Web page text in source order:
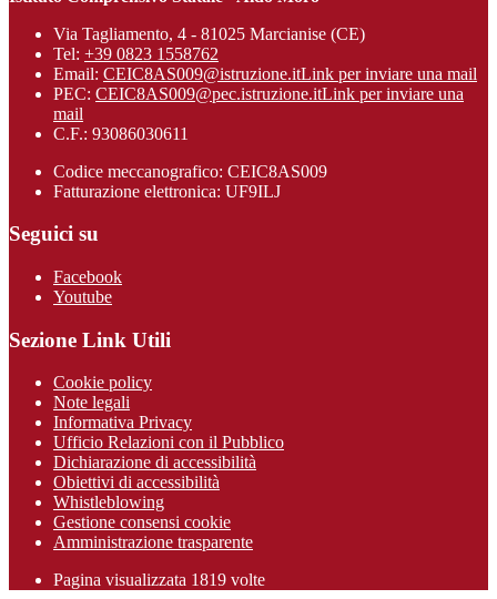
Via Tagliamento, 4 - 81025 Marcianise (CE)
Tel: +39 0823 1558762
Email: CEIC8AS009@istruzione.itLink per inviare una mail
PEC: CEIC8AS009@pec.istruzione.itLink per inviare una
mail
C.F.: 93086030611
Codice meccanografico: CEIC8AS009
Fatturazione elettronica: UF9ILJ
Seguici su
Facebook
Youtube
Sezione Link Utili
Cookie policy
Note legali
Informativa Privacy
Ufficio Relazioni con il Pubblico
Dichiarazione di accessibilità
Obiettivi di accessibilità
Whistleblowing
Gestione consensi cookie
Amministrazione trasparente
Pagina visualizzata 1819 volte